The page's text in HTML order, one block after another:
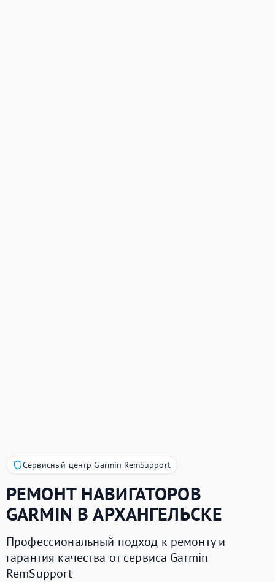
Сервисный центр Garmin RemSupport
РЕМОНТ НАВИГАТОРОВ
GARMIN В АРХАНГЕЛЬСКЕ
Профессиональный подход к ремонту и
гарантия качества от сервиса Garmin
RemSupport